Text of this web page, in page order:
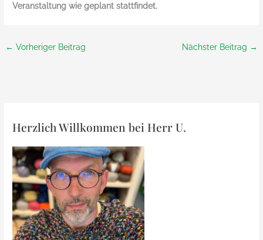
Veranstaltung wie geplant stattfindet.
← Vorheriger Beitrag Nächster Beitrag →
Herzlich Willkommen bei Herr U.